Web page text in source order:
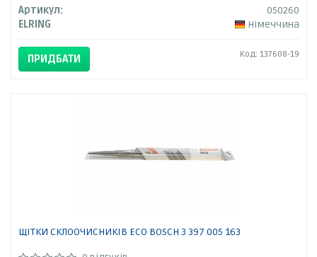
Артикул:
050260
ELRING
Німеччина
ПРИДБАТИ Код: 137608-19
ЩІТКИ СКЛООЧИСНИКІВ ECO BOSCH 3 397 005 163